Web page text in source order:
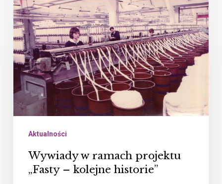
Wywiady
w
ramach
projektu
„Fasty
kolejne
historie”
Aktualności
Wywiady w ramach projektu
„Fasty – kolejne historie”